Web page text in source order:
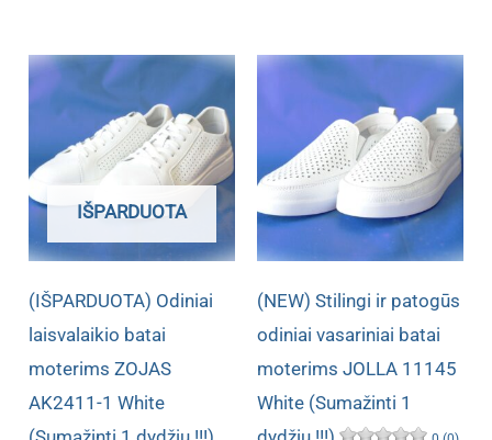
IŠPARDUOTA
(IŠPARDUOTA) Odiniai
laisvalaikio batai
moterims ZOJAS
AK2411-1 White
(NEW) Stilingi ir patogūs
odiniai vasariniai batai
moterims JOLLA 11145
White (Sumažinti 1